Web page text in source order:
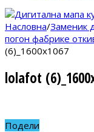
Насловна/Заменик
погон фабрике
(6)_1600x1067
lolafot
Подели